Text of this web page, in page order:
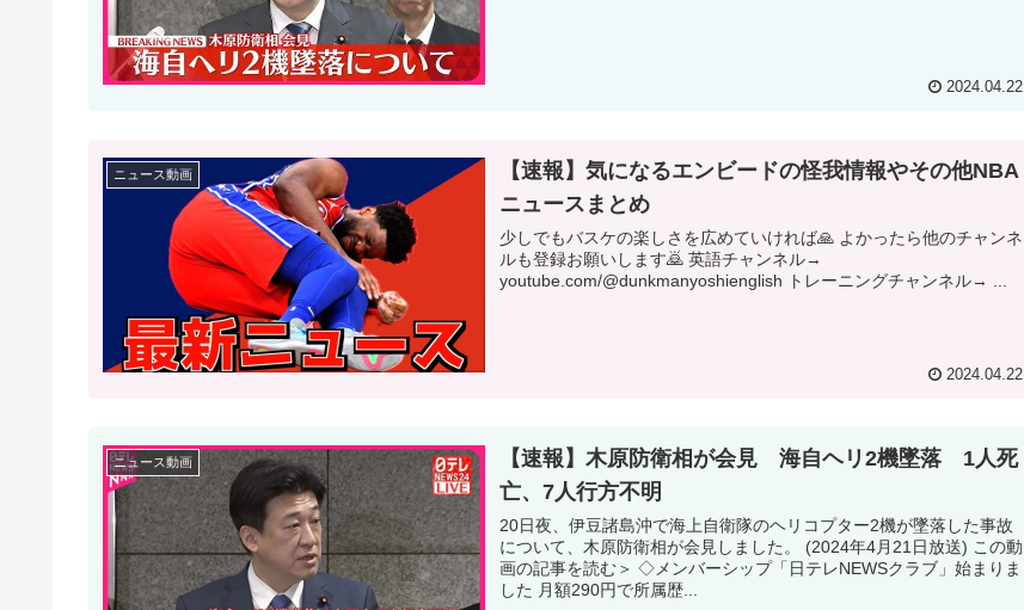
2024.04.22
ニュース動画
【速報】気になるエンビードの怪我情報やその他NBA
ニュースまとめ
少しでもバスケの楽しさを広めていければ🙏 よかったら他のチャンネ
ルも登録お願いします🙇 英語チャンネル→
youtube.com/@dunkmanyoshienglish トレーニングチャンネル→ ...
2024.04.22
ニュース動画
【速報】木原防衛相が会見 海自ヘリ2機墜落 1人死
亡、7人行方不明
20日夜、伊豆諸島沖で海上自衛隊のヘリコプター2機が墜落した事故
について、木原防衛相が会見しました。 (2024年4月21日放送) この動
画の記事を読む＞ ◇メンバーシップ「日テレNEWSクラブ」始まりま
した 月額290円で所属歴...